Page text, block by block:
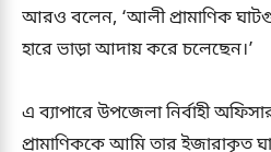
আরও বলেন, ‘আলী প্রামাণিক
হারে ভাড়া আদায় করে চলেছেন।’
এ ব্যাপারে উপজেলা নির্বাহী
প্রামাণিককে আমি তার ইজারাকৃত